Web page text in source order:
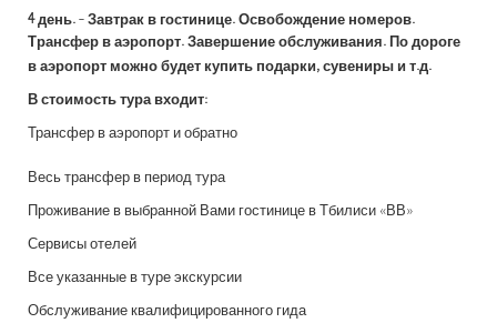
4 день. - Завтрак в гостинице. Освобождение номеров.
Трансфер в аэропорт. Завершение обслуживания. По дороге
в аэропорт можно будет купить подарки, сувениры и т.д.
В стоимость тура входит:
Трансфер в аэропорт и обратно
Весь трансфер в период тура
Проживание в выбранной Вами гостинице в Тбилиси «ВВ»
Сервисы отелей
Все указанные в туре экскурсии
Обслуживание квалифицированного гида